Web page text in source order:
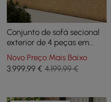
Conjunto de sofá secional
exterior de 4 peças em
teca e alumínio com chaise
longue para 4 pessoas em
cinza claro
Novo Preço Mais Baixo
3.999,99 € 4.199,99 €